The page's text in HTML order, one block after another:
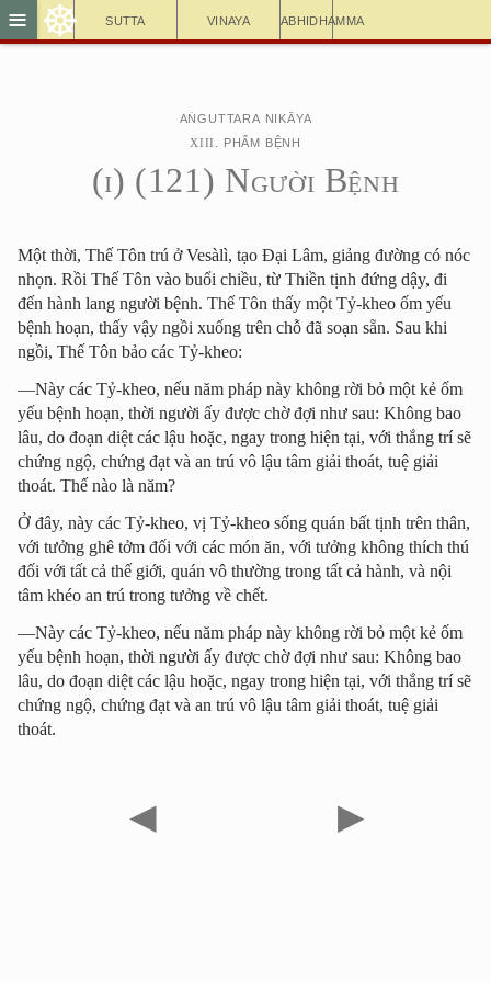
Sutta Vinaya Abhidhamma
≡ ☸
Aṅguttara Nikāya
XIII
. Phẩm Bệnh
(I) (121) Người Bệnh
Một thời, Thế Tôn trú ở Vesàlì, tạo Ðại Lâm, giảng đường có nóc
nhọn. Rồi Thế Tôn vào buổi chiều, từ Thiền tịnh đứng dậy, đi
đến hành lang người bệnh. Thế Tôn thấy một Tỷ-kheo ốm yếu
bệnh hoạn, thấy vậy ngồi xuống trên chỗ đã soạn sẵn. Sau khi
ngồi, Thế Tôn bảo các Tỷ-kheo:
—Này các Tỷ-kheo, nếu năm pháp này không rời bỏ một kẻ ốm
yếu bệnh hoạn, thời người ấy được chờ đợi như sau: Không bao
lâu, do đoạn diệt các lậu hoặc, ngay trong hiện tại, với thắng trí sẽ
chứng ngộ, chứng đạt và an trú vô lậu tâm giải thoát, tuệ giải
thoát. Thế nào là năm?
Ở đây, này các Tỷ-kheo, vị Tỷ-kheo sống quán bất tịnh trên thân,
với tưởng ghê tởm đối với các món ăn, với tưởng không thích thú
đối với tất cả thế giới, quán vô thường trong tất cả hành, và nội
tâm khéo an trú trong tưởng về chết.
—Này các Tỷ-kheo, nếu năm pháp này không rời bỏ một kẻ ốm
yếu bệnh hoạn, thời người ấy được chờ đợi như sau: Không bao
lâu, do đoạn diệt các lậu hoặc, ngay trong hiện tại, với thắng trí sẽ
chứng ngộ, chứng đạt và an trú vô lậu tâm giải thoát, tuệ giải
thoát.
◀ ▶